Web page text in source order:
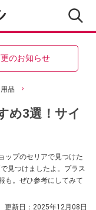
のお知らせ
品
め3選！サイ
ップのセリアで見つけた
見つけましたよ。プラス
も。ぜひ参考にしてみて
更新日： 2025年12月08日